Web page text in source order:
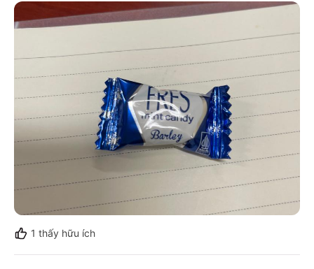
1 thấy hữu ích